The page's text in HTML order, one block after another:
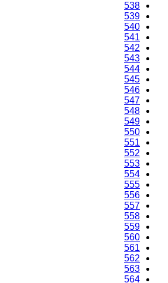
538
539
540
541
542
543
544
545
546
547
548
549
550
551
552
553
554
555
556
557
558
559
560
561
562
563
564